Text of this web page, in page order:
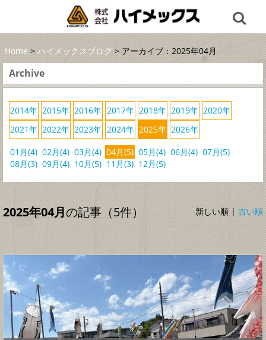
Home>ハイメックスブログ> アーカイブ：2025年04月
Archive
2014年 2015年 2016年 2017年 2018年 2019年 2020年
2021年 2022年 2023年 2024年 2025年 2026年
01月(4) 02月(4) 03月(4) 04月(5) 05月(4) 06月(4) 07月(5)
08月(3) 09月(4) 10月(5) 11月(3) 12月(5)
2025年04月の記事（5件） 新しい順 |古い順